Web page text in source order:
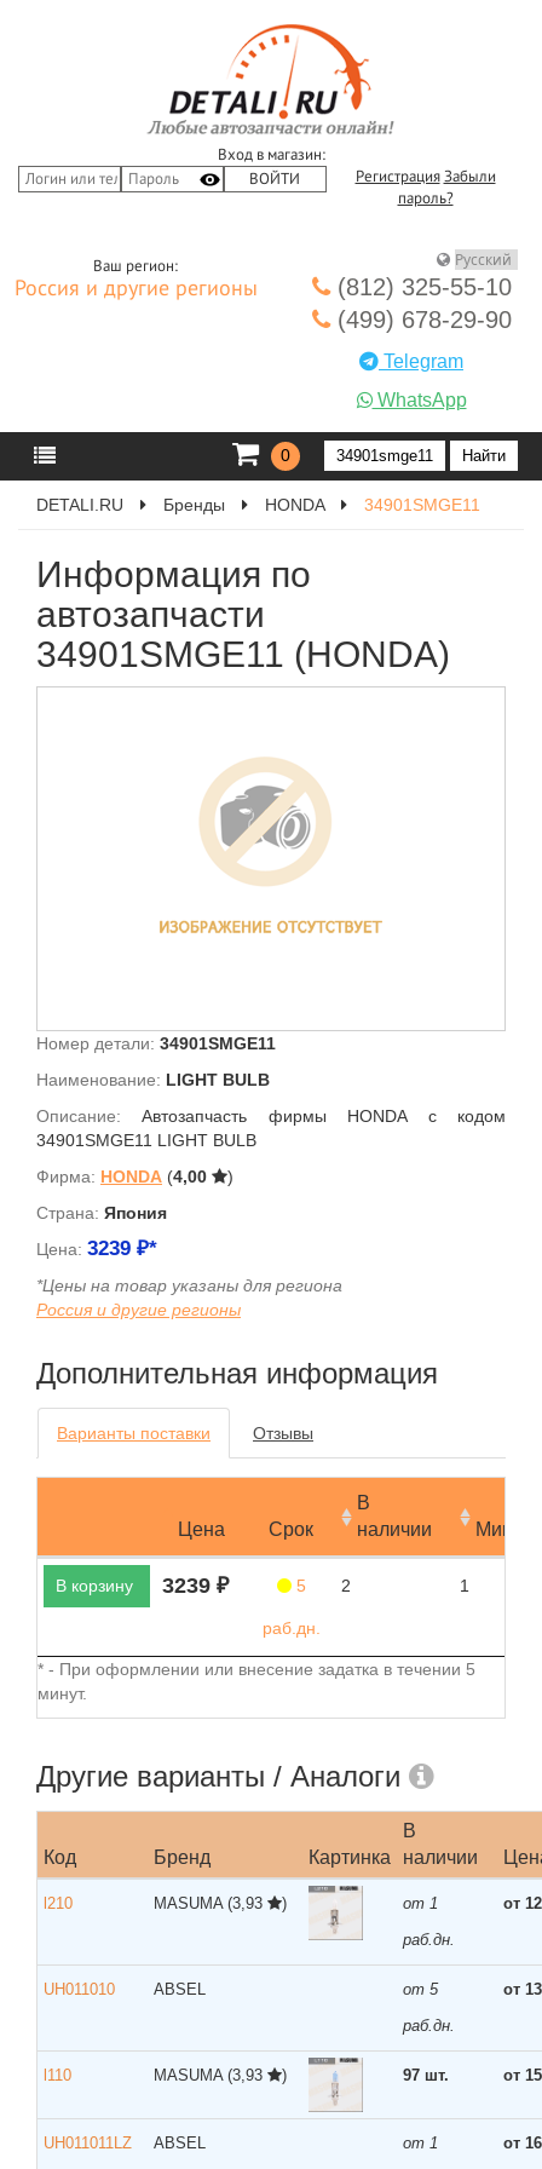
Вход в магазин:
Регистрация Забыли
пароль?
Ваш регион:
Россия и другие регионы
(812) 325-55-10
(499) 678-29-90
Telegram
WhatsApp
0
DETALI.RU Бренды HONDA 34901SMGE11
Информация по
автозапчасти
34901SMGE11 (HONDA)
Номер детали: 34901SMGE11
Наименование: LIGHT BULB
Описание:Автозапчасть фирмы HONDA с кодом
34901SMGE11 LIGHT BULB
Фирма: HONDA (4,00
)
Страна: Япония
Цена: 3239 ₽*
*Цены на товар указаны для региона
Россия и другие регионы
Дополнительная информация
Варианты поставки Отзывы
Цена Срок
В
наличии
В корзину 3239 ₽ 5
раб.дн.
2 1
* - При оформлении или внесение задатка в течении 5
минут.
Другие варианты / Аналоги
Код Бренд Картинка
В
наличии
l210 MASUMA (3,93 )
от 1
раб.дн.
от
UH011010 ABSEL
от 5
раб.дн.
от
l110 MASUMA (3,93 ) 97 шт. от
UH011011LZ ABSEL
от 1
от